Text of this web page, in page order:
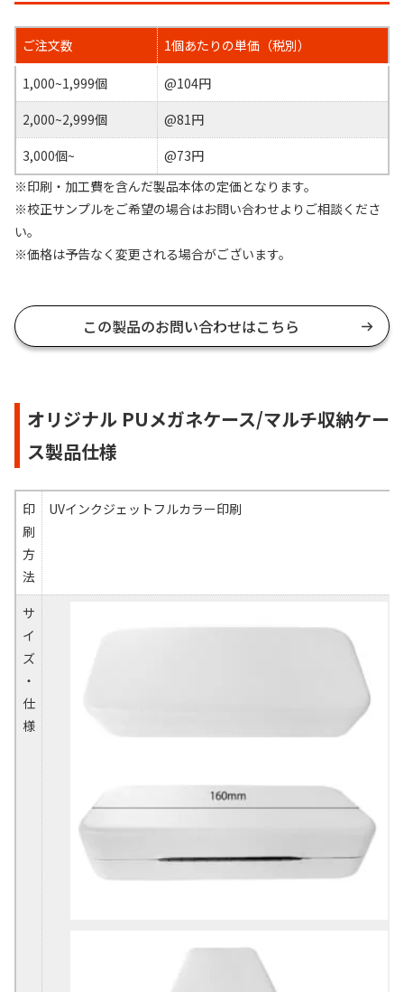
ご注文数 1個あたりの単価（税別）
1,000~1,999個
@104円
2,000~2,999個
@81円
3,000個~
@73円
※印刷・加工費を含んだ製品本体の定価となります。
※校正サンプルをご希望の場合はお問い合わせよりご相談くださ
い。
※価格は予告なく変更される場合がございます。
この製品のお問い合わせはこちら
オリジナル PUメガネケース/マルチ収納ケー
ス製品仕様
印
刷
方
法
UVインクジェットフルカラー印刷
サ
イ
ズ
・
仕
様